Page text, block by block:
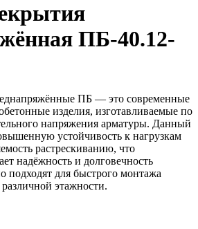
ПБ-40.12-
ПБ — это современные
изделия, изготавливаемые по
напряжения арматуры. Данный
устойчивость к нагрузкам
растрескиванию, что
надёжность и долговечность
подходят для быстрого монтажа
этажности.